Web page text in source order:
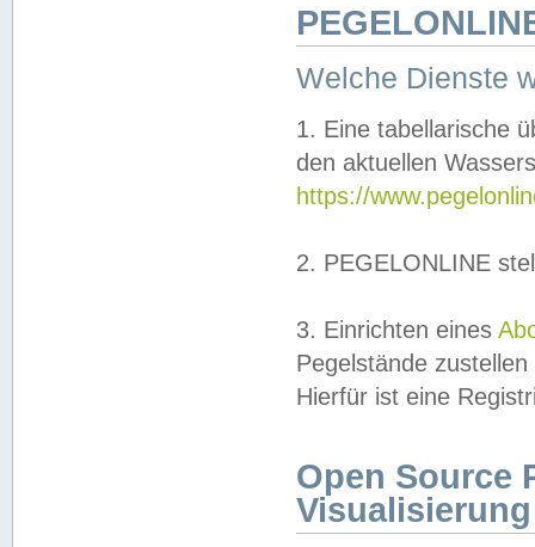
Welche Dienste
1. Eine tabellarische
den aktuellen
https://
2. PEGELONLINE
3. Einrichten eines
Pegelstände
Hierfür ist eine
Open Source
Visualisierung